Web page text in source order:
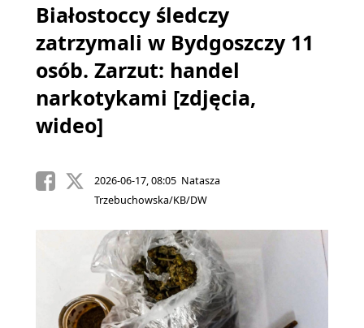
Białostoccy śledczy
zatrzymali w Bydgoszczy 11
osób. Zarzut: handel
narkotykami [zdjęcia,
wideo]
2026-06-17, 08:05 Natasza
Trzebuchowska/KB/DW